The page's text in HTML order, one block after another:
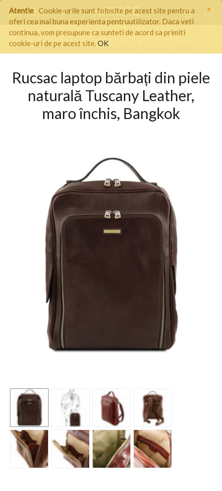
×
Atentie Cookie-urile sunt folosite pe acest site pentru a
oferi cea mai buna experienta pentruutilizator. Daca veti
continua, vom presupune ca sunteti de acord sa primiti
cookie-uri de pe acest site.OK
Pagina start / RUCSACURI /
Rucsac laptop bărbați din piele naturală Tuscany Leather, maro închis, Bangkok
Rucsac laptop bărbați din piele
naturală Tuscany Leather,
maro închis, Bangkok